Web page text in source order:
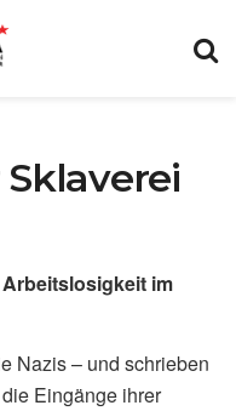
im
Nazis – und schrieben
Eingänge ihrer